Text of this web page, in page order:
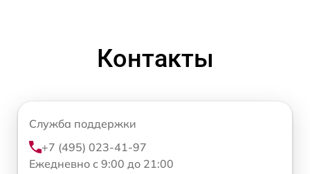
Контакты
Служба поддержки
+7 (495) 023-41-97
Ежедневно с 9:00 до 21:00